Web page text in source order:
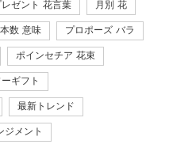
ゼント 花言葉 月別 花
数 意味 プロポーズ バラ
ポインセチア 花束
ギフト
最新トレンド
ジメント